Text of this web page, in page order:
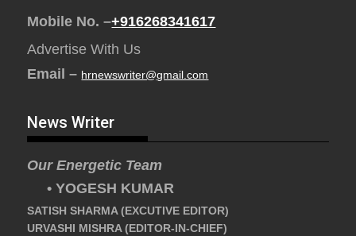
Mobile No. –+916268341617
Advertise With Us
Email – hrnewswriter@gmail.com
News Writer
Our Energetic Team
• YOGESH KUMAR
SATISH SHARMA (EXCUTIVE EDITOR)
URVASHI MISHRA (EDITOR-IN-CHIEF)